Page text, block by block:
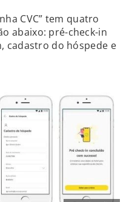
CVC” tem quatro
abaixo: pré-check-in
cadastro do hóspede e